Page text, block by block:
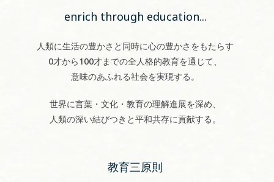
enrich through education...
人類に生活の豊かさと同時に心の豊かさをもたらす
0才から100才までの全人格的教育を通じて、
意味のあふれる社会を実現する。
世界に言葉・文化・教育の理解進展を深め、
人類の深い結びつきと平和共存に貢献する。
教育三原則